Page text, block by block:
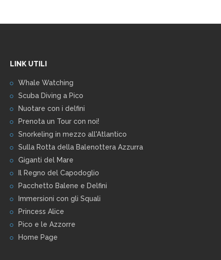
LINK UTILI
Whale Watching
Scuba Diving a Pico
Nuotare con i delfini
Prenota un Tour con noi!
Snorkeling in mezzo all'Atlantico
Sulla Rotta della Balenottera Azzurra
Giganti del Mare
Il Regno del Capodoglio
Pacchetto Balene e Delfini
Immersioni con gli Squali
Princess Alice
Pico e le Azzorre
Home Page